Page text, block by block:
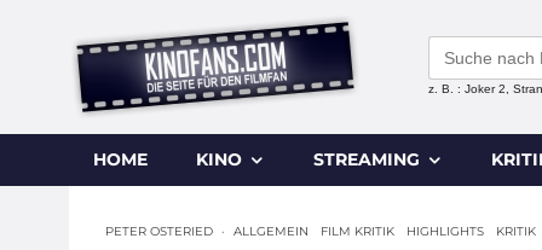
Search
for:
z. B. : Joker 2,
HOME KINO STREAMING
PETER OSTERIED · ALLGEMEIN FILM KRITIK HIGHLIGHTS KRITIK